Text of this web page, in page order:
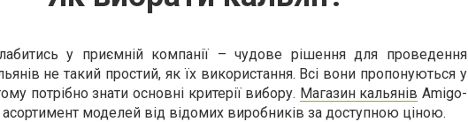
у приємній компанії – чудове рішення для проведення
не такий простий, як їх використання. Всі вони пропонуються у
потрібно знати основні критерії вибору. Магазин кальянів Аmigo-
моделей від відомих виробників за доступною ціною.